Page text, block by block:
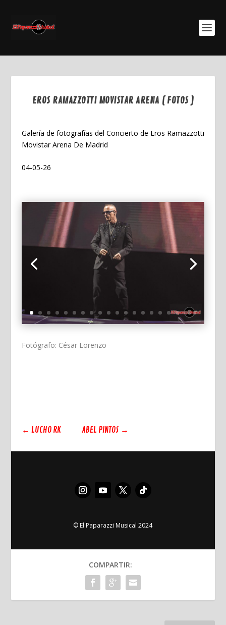
EROS RAMAZZOTTI MOVISTAR ARENA ( FOTOS )
Galería de fotografías del Concierto de Eros Ramazzotti
Movistar Arena De Madrid
04-05-26
Fotógrafo: César Lorenzo
← LUCHO RK ABEL PINTOS →
© El Paparazzi Musical 2024
COMPARTIR: